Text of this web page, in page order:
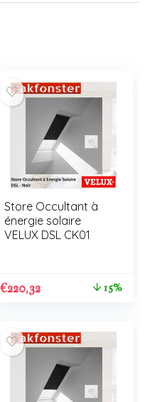
Store Occultant à
énergie solaire
VELUX DSL CK01
€220,32 15%